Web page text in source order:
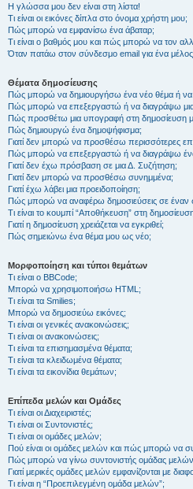
Η γλώσσα μου δεν είναι στη λίστα!
Τι είναι οι εικόνες δίπλα στο όνομα χρήστη μου;
Πώς μπορώ να εμφανίσω ένα άβαταρ;
Τι είναι ο βαθμός μου και πώς μπορώ να τον
Όταν πατάω στον σύνδεσμο email για ένα
Θέματα δημοσίευσης
Πώς μπορώ να δημιουργήσω ένα νέο θέμα ή να
Πώς μπορώ να επεξεργαστώ ή να διαγράψω
Πώς προσθέτω μια υπογραφή στη δημοσίευση
Πώς δημιουργώ ένα δημοψήφισμα;
Γιατί δεν μπορώ να προσθέσω περισσότερες
Πώς μπορώ να επεξεργαστώ ή να διαγράψω
Γιατί δεν έχω πρόσβαση σε μια Δ. Συζήτηση;
Γιατί δεν μπορώ να προσθέσω συνημμένα;
Γιατί έχω λάβει μια προειδοποίηση;
Πώς μπορώ να αναφέρω δημοσιεύσεις σε έναν
Τι είναι το κουμπί “Αποθήκευση” στη
Γιατί η δημοσίευση χρειάζεται να εγκριθεί;
Πώς σημειώνω ένα θέμα μου ως νέο;
Μορφοποίηση και τύποι θεμάτων
Τι είναι ο BBCode;
Μπορώ να χρησιμοποιήσω HTML;
Τι είναι τα Smilies;
Μπορώ να δημοσιεύω εικόνες;
Τι είναι οι γενικές ανακοινώσεις;
Τι είναι οι ανακοινώσεις;
Τι είναι τα επισημασμένα θέματα;
Τι είναι τα κλειδωμένα θέματα;
Τι είναι τα εικονίδια θεμάτων;
Επίπεδα μελών και Ομάδες
Τι είναι οι Διαχειριστές;
Τι είναι οι Συντονιστές;
Τι είναι οι ομάδες μελών;
Πού είναι οι ομάδες μελών και πώς μπορώ να
Πώς μπορώ να γίνω συντονιστής ομάδας
Γιατί μερικές ομάδες μελών εμφανίζονται με
Τι είναι η “Προεπιλεγμένη ομάδα μελών”;